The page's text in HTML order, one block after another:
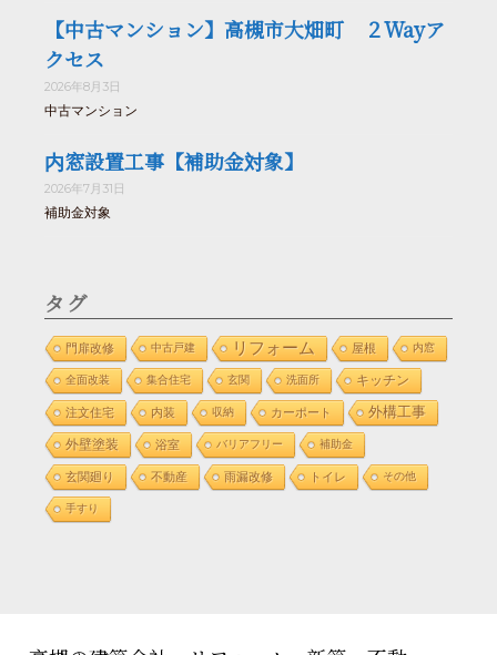
【中古マンション】高槻市大畑町 ２Wayア
クセス
2026年8月3日
中古マンション
内窓設置工事【補助金対象】
2026年7月31日
補助金対象
タグ
門扉改修 中古戸建 リフォーム 屋根 内窓
全面改装 集合住宅 玄関 洗面所 キッチン
注文住宅 内装 収納 カーポート 外構工事
外壁塗装 浴室 バリアフリー 補助金
玄関廻り 不動産 雨漏改修 トイレ その他
手すり